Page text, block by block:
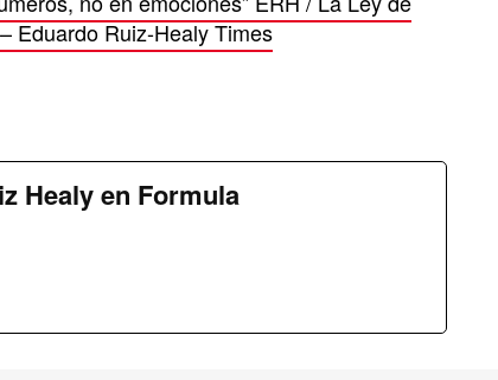
Eduardo Ruiz-Healy Times
Healy en Formula